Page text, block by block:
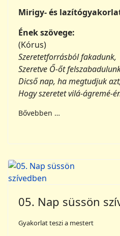
Mirigy- és
Ének szövege:
(Kórus)
Szeretetforrásból fakadunk,
Szeretve Ő-őt
Dicső nap, ha megtudjuk
Hogy szeretet vilá-ágremé-
Bővebben …
05. Nap süssön
Gyakorlat teszi a mestert